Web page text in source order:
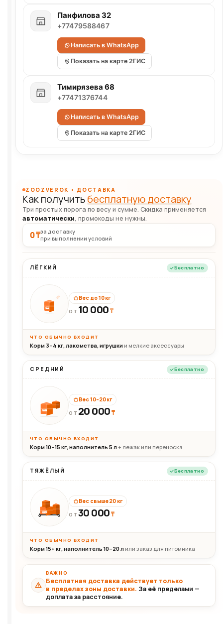
Панфилова 32
+77479588467
Написать в WhatsApp
Показать на карте 2ГИС
Тимирязева 68
+77471376744
Написать в WhatsApp
Показать на карте 2ГИС
ZOOZVEROK • ДОСТАВКА
Как получитьбесплатную доставку
Три простых порога по весу и сумме. Скидка применяется
автоматически, промокоды не нужны.
0 ₸за доставку
при выполнении условий
ЛЁГКИЙ Бесплатно
10кг
Вес до 10 кг
ОТ 10 000₸
ЧТО ОБЫЧНО ВХОДИТ
Корм 3–4 кг, лакомства, игрушки и мелкие аксессуары
СРЕДНИЙ Бесплатно
20кг
Вес 10–20 кг
ОТ 20 000₸
ЧТО ОБЫЧНО ВХОДИТ
Корм 10–15 кг, наполнитель 5 л+ лежак или переноска
ТЯЖЁЛЫЙ Бесплатно
30+кг
Вес свыше 20 кг
ОТ30 000₸
ЧТО ОБЫЧНО ВХОДИТ
Корм 15+ кг, наполнитель 10–20 л или заказ для питомника
ВАЖНО
Бесплатная доставка действует только
в пределах зоны доставки. За её пределами —
доплата за расстояние.